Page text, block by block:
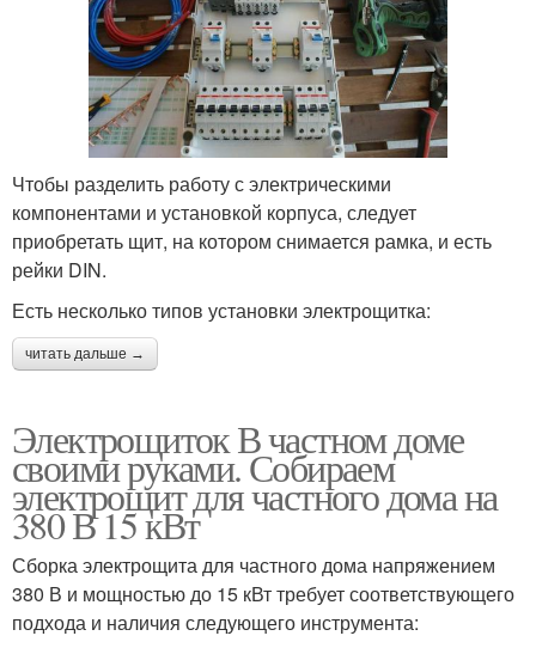
Чтобы разделить работу с электрическими
компонентами и установкой корпуса, следует
приобретать щит, на котором снимается рамка, и есть
рейки DIN.
Есть несколько типов установки электрощитка:
читать дальше →
Электрощиток В частном доме
своими руками. Собираем
электрощит для частного дома на
380 В 15 кВт
Сборка электрощита для частного дома напряжением
380 В и мощностью до 15 кВт требует соответствующего
подхода и наличия следующего инструмента: